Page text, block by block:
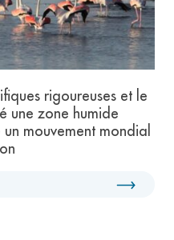
rigoureuses et le
une zone humide
mouvement mondial